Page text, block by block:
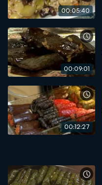
00:05:40
00:09:01
00:12:27